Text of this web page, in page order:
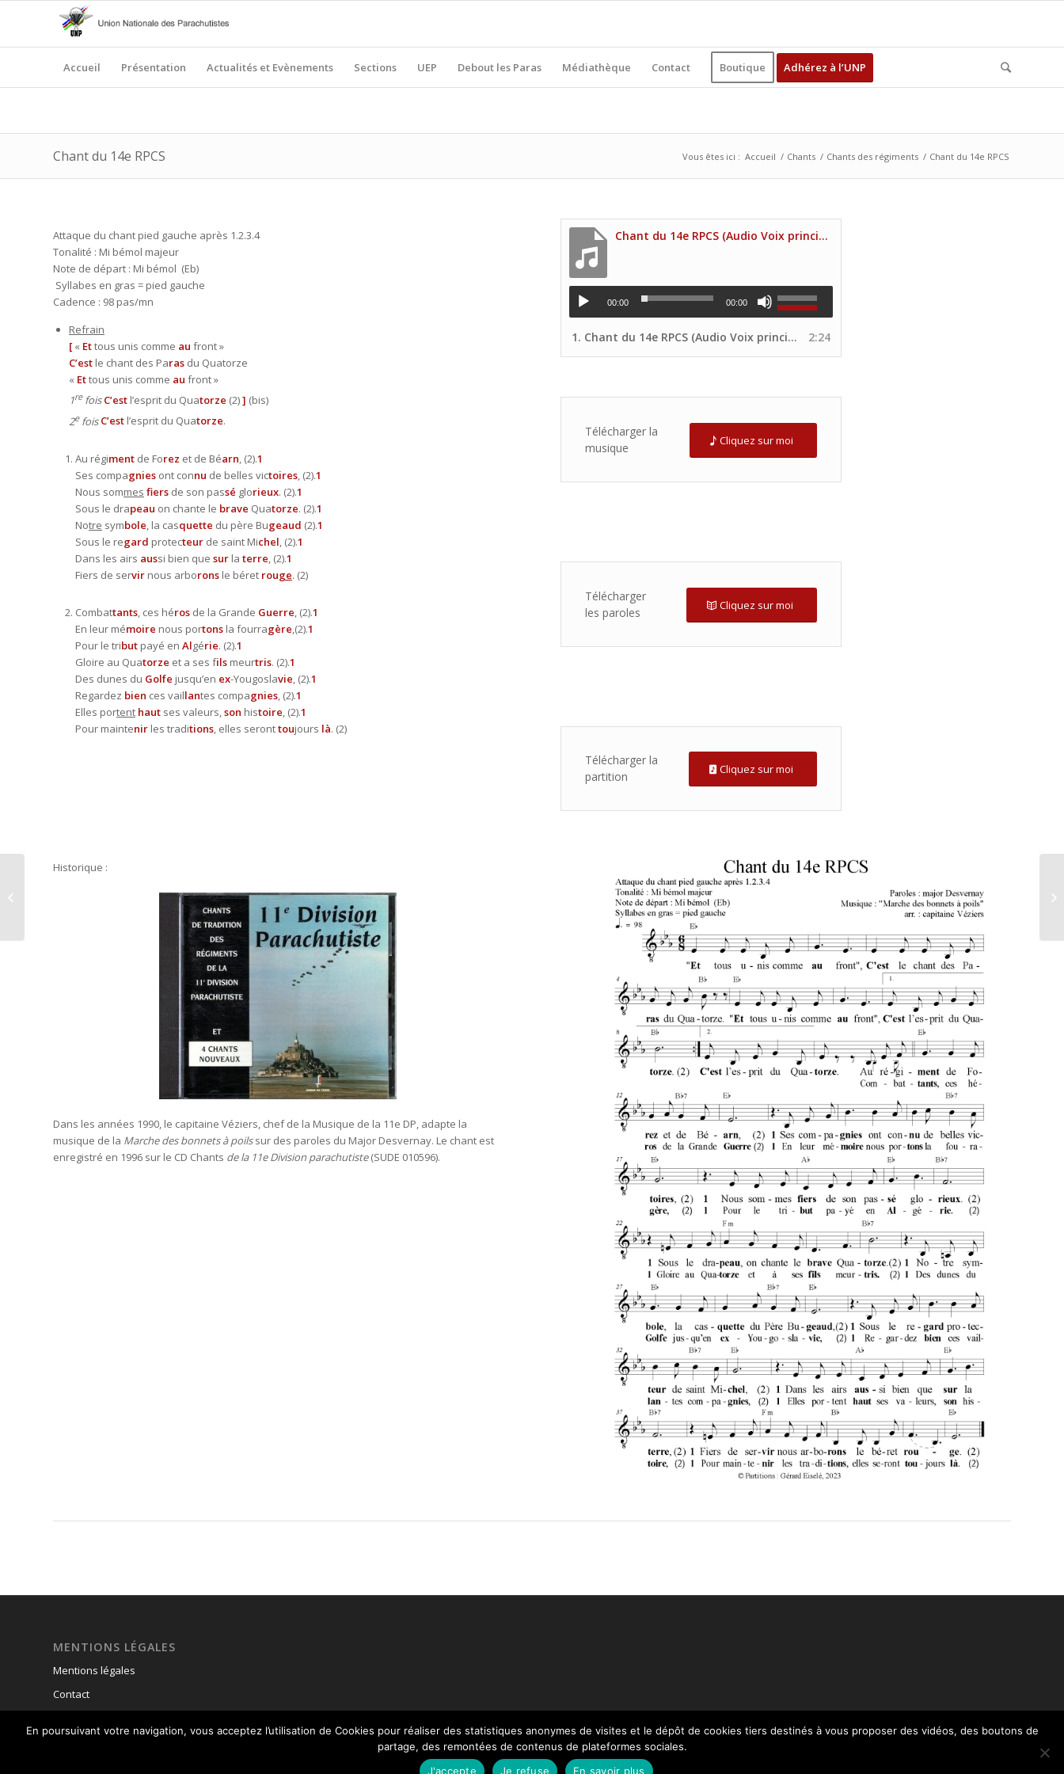
Accueil Présentation Actualités et Evènements Sections UEP Debout les Paras Médiathèque Contact Boutique Adhérez à l’UNP
Chant du 14e RPCS Vous êtes ici : Accueil / Chants / Chants des régiments / Chant du 14e RPCS
Attaque du chant pied gauche après 1.2.3.4
Tonalité : Mi bémol majeur
Note de départ : Mi bémol (Eb)
Syllabes en gras = pied gauche
Cadence : 98 pas/mn
Refrain
[« Ettous unis comme au front »
C’est le chant des Paras du Quatorze
« Ettous unis comme au front »
1refois C’est l’esprit du Quatorze (2)] (bis)
2efois C’est l’esprit du Quatorze.
Au régiment de Forez et de Béarn, (2).1
Ses compagnies ont connu de belles victoires, (2).1
Nous sommes fiers de son passé glorieux. (2).1
Sous le drapeau on chante le brave Quatorze. (2).1
Notre symbole, la casquette du père Bugeaud (2).1
Sous le regard protecteur de saint Michel, (2).1
Dans les airs aussi bien que sur la terre, (2).1
Fiers de servir nous arborons le béret rouge. (2)
Combattants, ces héros de la Grande Guerre, (2).1
En leur mémoire nous portons la fourragère,(2).1
Pour le tribut payé en Algérie. (2).1
Gloire au Quatorze et a ses fils meurtris. (2).1
Des dunes du Golfe jusqu’en ex-Yougoslavie, (2).1
Regardez bien ces vaillantes compagnies, (2).1
Elles portent haut ses valeurs,son histoire, (2).1
Pour maintenir les traditions, elles seronttoujours là. (2)
Chant du 14e RPCS (Audio Voix principale Site UNP)
00:00 00:00
1. Chant du 14e RPCS (Audio Voix principale Site UNP) 2:24
Télécharger la
musique
Cliquez sur moi
Télécharger
les paroles
Cliquez sur moi
Télécharger la
partition
Cliquez sur moi
Historique :
Dans les années 1990, le capitaine Véziers, chef de la Musique de la 11e DP, adapte la
musique de la Marche des bonnets à poilssur des paroles du Major Desvernay. Le chant est
enregistré en 1996 sur le CD Chants de la 11e Division parachutiste(SUDE 010596).
MENTIONS LÉGALES
Mentions légales
Contact
En poursuivant votre navigation, vous acceptez l’utilisation de Cookies pour réaliser des statistiques anonymes de visites et le dépôt de cookies tiers destinés à vous proposer des vidéos, des boutons de
partage, des remontées de contenus de plateformes sociales.
J'accepte
Je refuse En savoir plus